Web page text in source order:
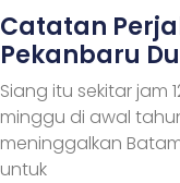
Catatan
Pekanbaru
Siang itu sekitar jam
minggu di awal
meninggalkan
untuk